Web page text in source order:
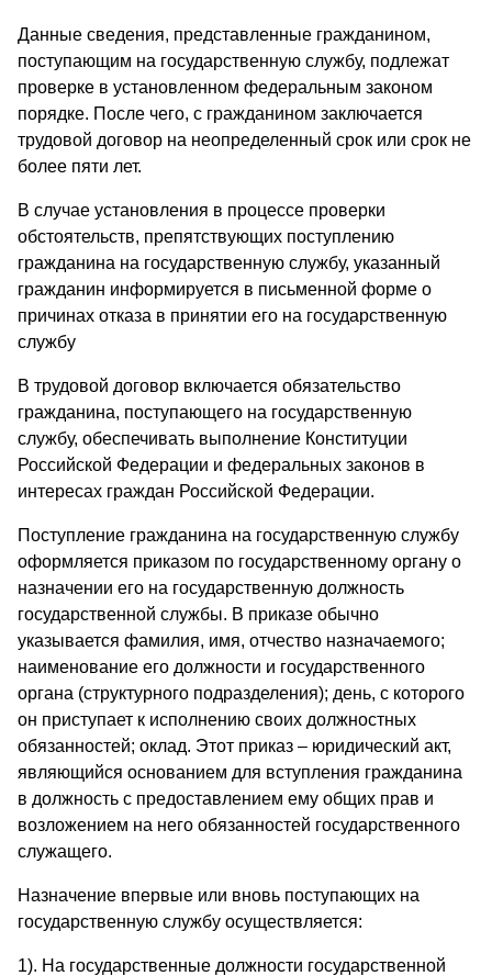
Данные сведения, представленные гражданином,
поступающим на государственную службу, подлежат
проверке в установленном федеральным законом
порядке. После чего, с гражданином заключается
трудовой договор на неопределенный срок или срок не
более пяти лет.
В случае установления в процессе проверки
обстоятельств, препятствующих поступлению
гражданина на государственную службу, указанный
гражданин информируется в письменной форме о
причинах отказа в принятии его на государственную
службу
В трудовой договор включается обязательство
гражданина, поступающего на государственную
службу, обеспечивать выполнение Конституции
Российской Федерации и федеральных законов в
интересах граждан Российской Федерации.
Поступление гражданина на государственную службу
оформляется приказом по государственному органу о
назначении его на государственную должность
государственной службы. В приказе обычно
указывается фамилия, имя, отчество назначаемого;
наименование его должности и государственного
органа (структурного подразделения); день, с которого
он приступает к исполнению своих должностных
обязанностей; оклад. Этот приказ – юридический акт,
являющийся основанием для вступления гражданина
в должность с предоставлением ему общих прав и
возложением на него обязанностей государственного
служащего.
Назначение впервые или вновь поступающих на
государственную службу осуществляется:
1). На государственные должности государственной